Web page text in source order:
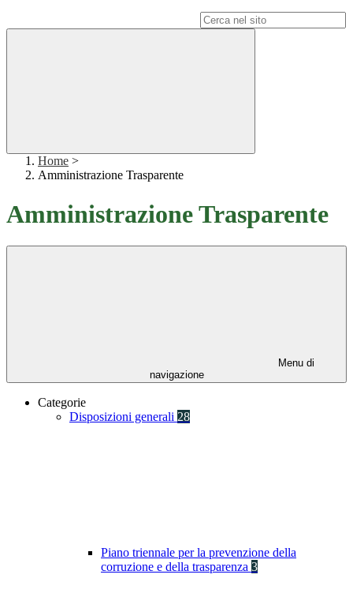
Home >
Amministrazione Trasparente
Amministrazione Trasparente
Menu di
navigazione
Categorie
Disposizioni generali 28
Piano triennale per la prevenzione della
corruzione e della trasparenza 3